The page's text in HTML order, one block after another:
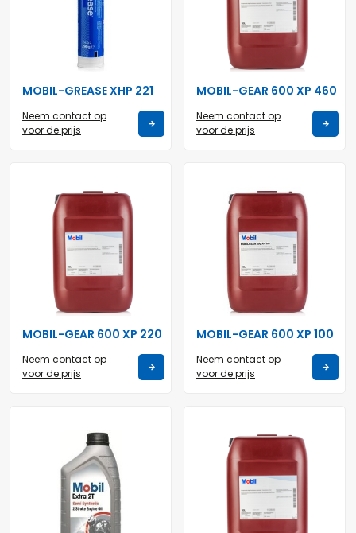
MOBIL-GREASE XHP 221
Neem contact op
voor de prijs
MOBIL-GEAR 600 XP 460
Neem contact op
voor de prijs
MOBIL-GEAR 600 XP 220
Neem contact op
voor de prijs
MOBIL-GEAR 600 XP 100
Neem contact op
voor de prijs